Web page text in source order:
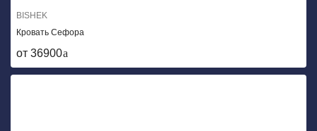
BISHEK
Кровать Сефора
от 36900